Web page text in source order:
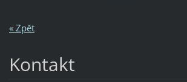
« Zpět
Kontakt